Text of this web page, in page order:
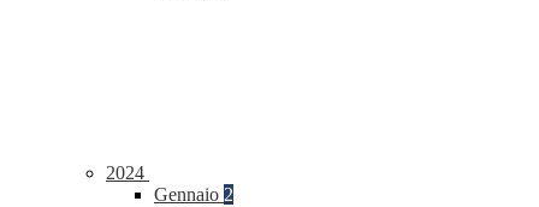
2024
Gennaio 2